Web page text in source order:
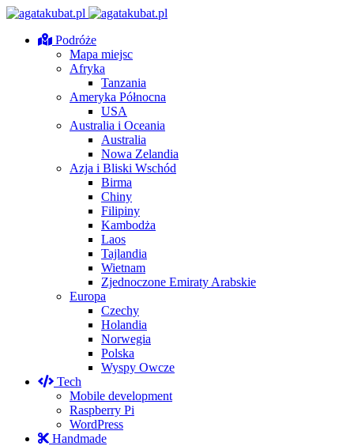
Podróże
Mapa miejsc
Afryka
Tanzania
Ameryka Północna
USA
Australia i Oceania
Australia
Nowa Zelandia
Azja i Bliski Wschód
Birma
Chiny
Filipiny
Kambodża
Laos
Tajlandia
Wietnam
Zjednoczone Emiraty Arabskie
Europa
Czechy
Holandia
Norwegia
Polska
Wyspy Owcze
Tech
Mobile development
Raspberry Pi
WordPress
Handmade